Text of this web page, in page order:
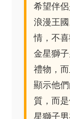
希望伴
浪漫王
情，不
金星獅
禮物，
顯示他
質，而
星獅子